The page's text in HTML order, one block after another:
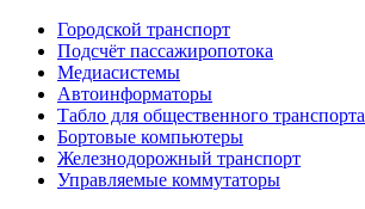
Городской транспорт
Подсчёт пассажиропотока
Медиасистемы
Автоинформаторы
Табло для общественного транспорта
Бортовые компьютеры
Железнодорожный транспорт
Управляемые коммутаторы